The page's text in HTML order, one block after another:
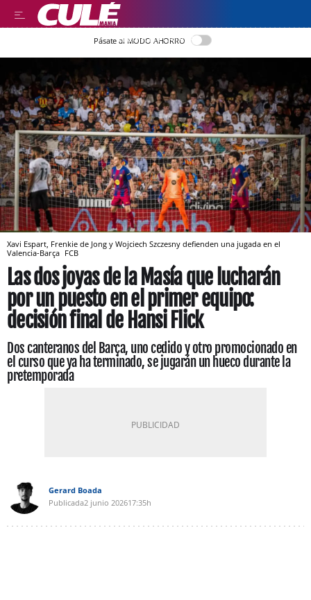
LLEGIR EN CATALÀ
Pásate al MODO AHORRO
Xavi Espart, Frenkie de Jong y Wojciech Szczesny defienden una jugada en el
Valencia-Barça FCB
Las dos joyas de la Masía que lucharán
por un puesto en el primer equipo:
decisión final de Hansi Flick
Dos canteranos del Barça, uno cedido y otro promocionado en
el curso que ya ha terminado, se jugarán un hueco durante la
pretemporada
Gerard Boada
Publicada2 junio 202617:35h